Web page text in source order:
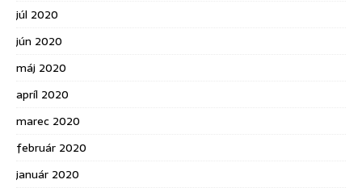
júl 2020
jún 2020
máj 2020
apríl 2020
marec 2020
február 2020
január 2020